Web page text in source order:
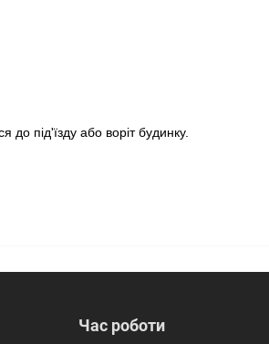
до під'їзду або воріт будинку.
Час роботи